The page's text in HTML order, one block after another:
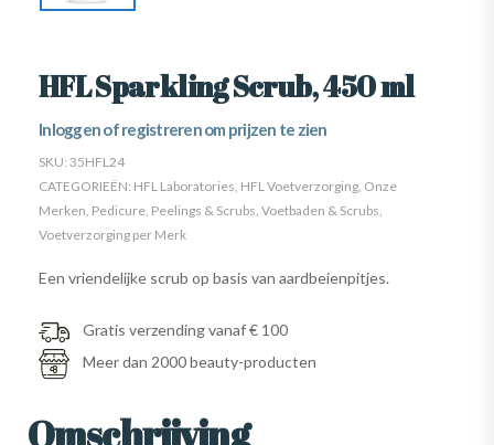
HFL Sparkling Scrub, 450 ml
Inloggen of registreren om prijzen te zien
SKU: 35HFL24
CATEGORIEËN: HFL Laboratories HFL Voetverzorging Onze
Merken Pedicure Peelings & Scrubs Voetbaden & Scrubs
Voetverzorging per Merk
Een vriendelijke scrub op basis van aardbeienpitjes.
Gratis verzending vanaf € 100
Meer dan 2000 beauty-producten
Omschrijving